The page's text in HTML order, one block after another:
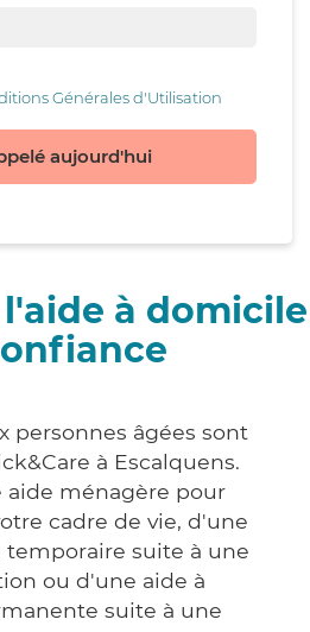
Générales d'Utilisation
aujourd'hui
à domicile
personnes âgées sont
à Escalquens.
aide ménagère pour
cadre de vie, d'une
temporaire suite à une
ou d'une aide à
suite à une